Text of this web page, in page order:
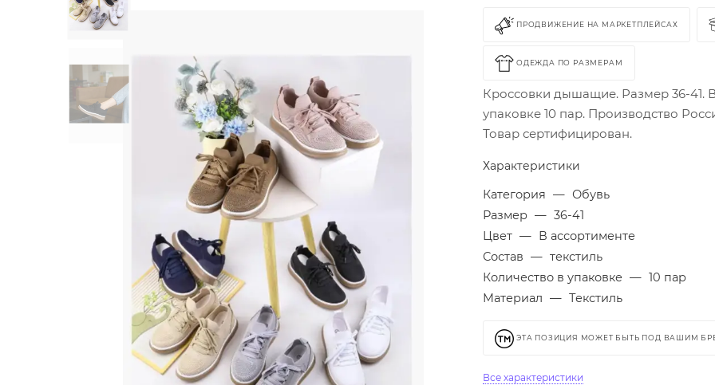
ПРОДВИЖЕНИЕ НА МАРКЕТПЛЕЙСАХ
ОДЕЖДА ПО РАЗМЕРАМ
Кроссовки дышащие. Размер 36-41.
упаковке 10 пар. Производство
Товар сертифицирован.
Характеристики
Категория — Обувь
Размер — 36-41
Цвет — В ассортименте
Состав — текстиль
Количество в упаковке — 10 пар
Материал — Текстиль
ЭТА ПОЗИЦИЯ МОЖЕТ БЫТЬ ПОД ВАШИМ
Все характеристики